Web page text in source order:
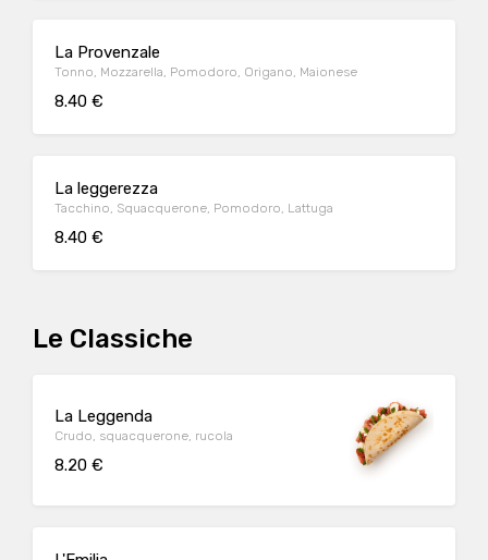
La Provenzale
Tonno, Mozzarella, Pomodoro, Origano, Maionese
8.40 €
La leggerezza
Tacchino, Squacquerone, Pomodoro, Lattuga
8.40 €
Le Classiche
La Leggenda
Crudo, squacquerone, rucola
8.20 €